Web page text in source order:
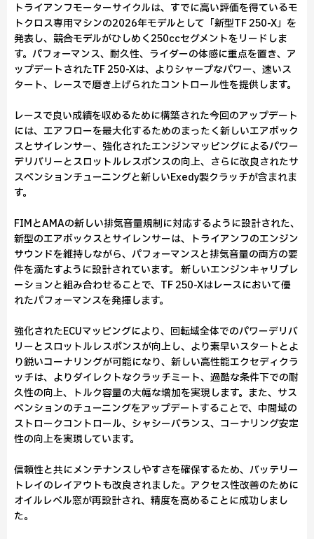
トライアンフモーターサイクルは、すでに高い評価を得ているモ
トクロス専用マシンの2026年モデルとして「新型TF 250-X」を
発表し、競合モデルがひしめく250ccセグメントをリードしま
す。パフォーマンス、耐久性、ライダーの体感に重点を置き、ア
ップデートされたTF 250-Xは、よりシャープなパワー、速いス
タート、レースで磨き上げられたコントロール性を提供します。
レースで良い成績を収めるために構築された今回のアップデート
には、エアフローを最大化するためのまったく新しいエアボック
スとサイレンサー、強化されたエンジンマッピングによるパワー
デリバリーとスロットルレスポンスの向上、さらに改良されたサ
スペンションチューニングと新しいExedy製クラッチが含まれま
す。
FIMとAMAの新しい排気音量規制に対応するように設計された、
新型のエアボックスとサイレンサーは、トライアンフのエンジン
サウンドを維持しながら、パフォーマンスと排気音量の両方の要
件を満たすように設計されています。 新しいエンジンキャリブレ
ーションと組み合わせることで、TF 250-Xはレースにおいて優
れたパフォーマンスを発揮します。
強化されたECUマッピングにより、回転域全体でのパワーデリバ
リーとスロットルレスポンスが向上し、より素早いスタートとよ
り鋭いコーナリングが可能になり、新しい高性能エクセディクラ
ッチは、よりダイレクトなクラッチミート、過酷な条件下での耐
久性の向上、トルク容量の大幅な増加を実現します。また、サス
ペンションのチューニングをアップデートすることで、中間域の
ストロークコントロール、シャシーバランス、コーナリング安定
性の向上を実現しています。
信頼性と共にメンテナンスしやすさを確保するため、バッテリー
トレイのレイアウトも改良されました。アクセス性改善のために
オイルレベル窓が再設計され、精度を高めることに成功しまし
た。